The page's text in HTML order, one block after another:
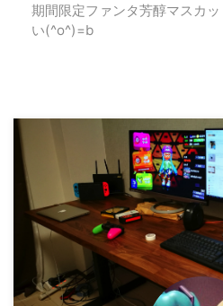
トボトル) 490ml×24本 posted
with カエレバ JT Amazonで見る
期間限定ファンタ芳醇マスカ
い(^o^)=b